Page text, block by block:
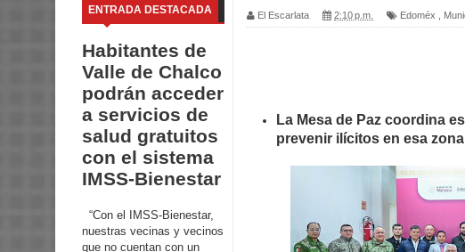
ENTRADA DESTACADA
Habitantes de
Valle de Chalco
podrán acceder
a servicios de
salud gratuitos
con el sistema
IMSS-Bienestar
“Con el IMSS-Bienestar,
nuestras vecinas y vecinos
que no cuentan con un
El Escarlata 2:10 p.m. Edoméx
La Mesa de Paz coordina
prevenir ilícitos en esa